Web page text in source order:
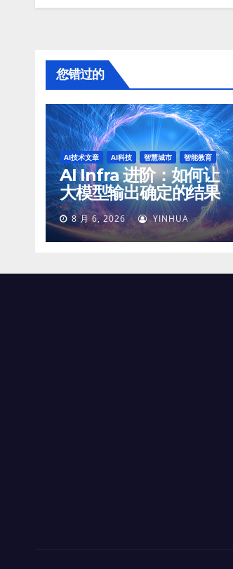
您错过的
AI技术文章 AI科技 智慧城市 智能教育
AI Infra 进阶：如何让
大模型输出确定的结果
8 月 6, 2026 YINHUA